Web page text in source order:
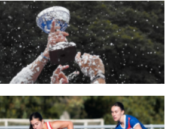
PARA LA VENTANA EUROPEA DE P...
nacional disputará las últimas dos ventanas de Pro
e Inglaterra.
DE LA PRIMERA FASE DE ...
a cabo el torneo que reúne a los mejores clubes del